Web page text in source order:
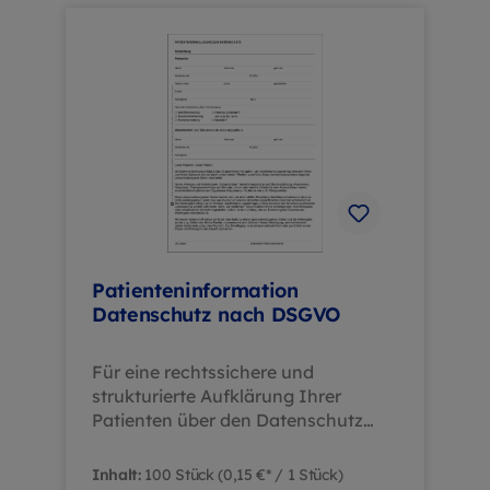
Unterstützt die Einhaltung
gesetzlicher Anforderungen
Übersichtlichkeit: Klare Struktur
erleichtert die Handhabung für
Patienten und Personal
Zeitersparnis: Reduziert den
administrativen Aufwand in der
Patientenaufnahme Dieses
Formular unterstützt Ihre Praxis
optimieren und gleichzeitig den
gesetzlichen Anforderungen gerecht
Patienteninformation
Datenschutz nach DSGVO
Für eine rechtssichere und
strukturierte Aufklärung Ihrer
Patienten über den Datenschutz
"Patienteninformation Datenschutz
Inhalt: 100 Stück(0,15 €* / 1 Stück)